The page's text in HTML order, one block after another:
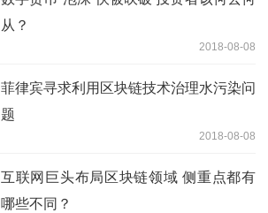
从？
2018-08-08
菲律宾寻求利用区块链技术治理水污染问
题
2018-08-08
互联网巨头布局区块链领域 侧重点都有
哪些不同？